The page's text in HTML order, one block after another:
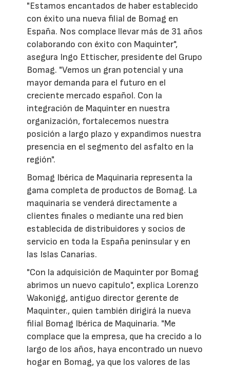
"Estamos encantados de haber establecido
con éxito una nueva filial de Bomag en
España. Nos complace llevar más de 31 años
colaborando con éxito con Maquinter",
asegura Ingo Ettischer, presidente del Grupo
Bomag. "Vemos un gran potencial y una
mayor demanda para el futuro en el
creciente mercado español. Con la
integración de Maquinter en nuestra
organización, fortalecemos nuestra
posición a largo plazo y expandimos nuestra
presencia en el segmento del asfalto en la
región".
Bomag Ibérica de Maquinaria representa la
gama completa de productos de Bomag. La
maquinaria se venderá directamente a
clientes finales o mediante una red bien
establecida de distribuidores y socios de
servicio en toda la España peninsular y en
las Islas Canarias.
"Con la adquisición de Maquinter por Bomag
abrimos un nuevo capítulo", explica Lorenzo
Wakonigg, antiguo director gerente de
Maquinter., quien también dirigirá la nueva
filial Bomag Ibérica de Maquinaria. "Me
complace que la empresa, que ha crecido a lo
largo de los años, haya encontrado un nuevo
hogar en Bomag, ya que los valores de las